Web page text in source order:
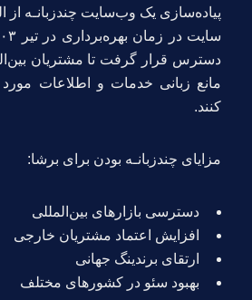
پیاده‌سازی یک وب‌سایت چندزبانـه از
دسترس قرار گرفت تا مشتریان
مانع زبانی خدمات و اطلاعات
کنند.
مزایای چندزبانـه بودن برای برشا:
دسترسی بازارهای بین‌المللی
افزایش اعتماد مشتریان خارجی
ارتقای برندینگ جهانی
بهبود سئو در کشورهای مختلف